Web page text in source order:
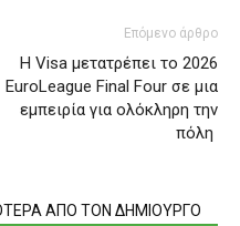
Επόμενο άρθρο
Η Visa μετατρέπει το 2026
EuroLeague Final Four σε μια
εμπειρία για ολόκληρη την
πόλη
ΑΠΟ ΤΟΝ ΔΗΜΙΟΥΡΓΟ